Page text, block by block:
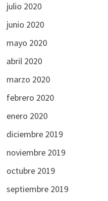
julio 2020
junio 2020
mayo 2020
abril 2020
marzo 2020
febrero 2020
enero 2020
diciembre 2019
noviembre 2019
octubre 2019
septiembre 2019